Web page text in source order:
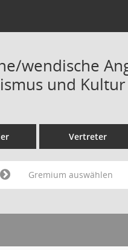
wendische
und
Vertreter
Gremium auswählen